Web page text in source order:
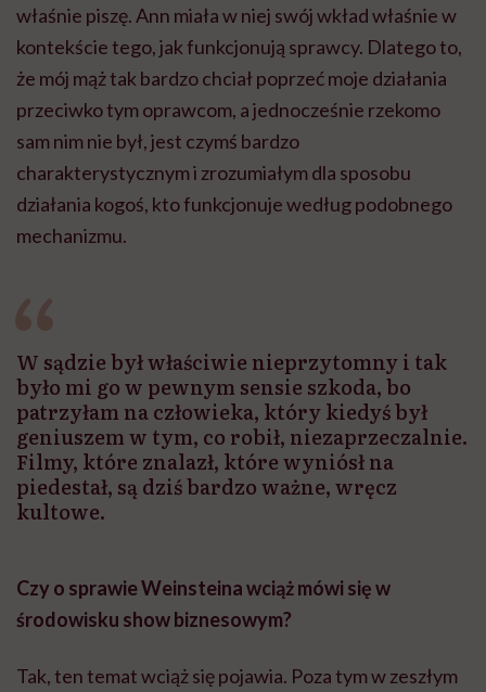
właśnie piszę. Ann miała w niej swój wkład właśnie w
kontekście tego, jak funkcjonują sprawcy. Dlatego to,
że mój mąż tak bardzo chciał poprzeć moje działania
przeciwko tym oprawcom, a jednocześnie rzekomo
sam nim nie był, jest czymś bardzo
charakterystycznym i zrozumiałym dla sposobu
działania kogoś, kto funkcjonuje według podobnego
mechanizmu.
W sądzie był właściwie nieprzytomny i tak
było mi go w pewnym sensie szkoda, bo
patrzyłam na człowieka, który kiedyś był
geniuszem w tym, co robił, niezaprzeczalnie.
Filmy, które znalazł, które wyniósł na
piedestał, są dziś bardzo ważne, wręcz
kultowe.
Czy o sprawie Weinsteina wciąż mówi się w
środowisku show biznesowym?
Tak, ten temat wciąż się pojawia. Poza tym w zeszłym